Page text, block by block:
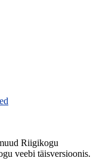
Riigikogu
veebi täisversioonis.